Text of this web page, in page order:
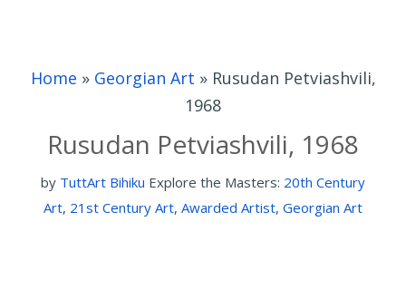
Home » Georgian Art » Rusudan Petviashvili,
1968
Rusudan Petviashvili, 1968
by TuttArt Bihiku Explore the Masters: 20th Century
Art, 21st Century Art, Awarded Artist, Georgian Art